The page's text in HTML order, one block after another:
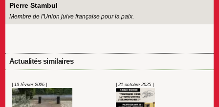
Pierre Stambul
Membre de l'Union juive française pour la paix.
Actualités similaires
| 13 février 2026 | | 21 octobre 2025 |